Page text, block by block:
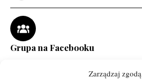
Zarządzaj zgodą
Grupa na Facebooku